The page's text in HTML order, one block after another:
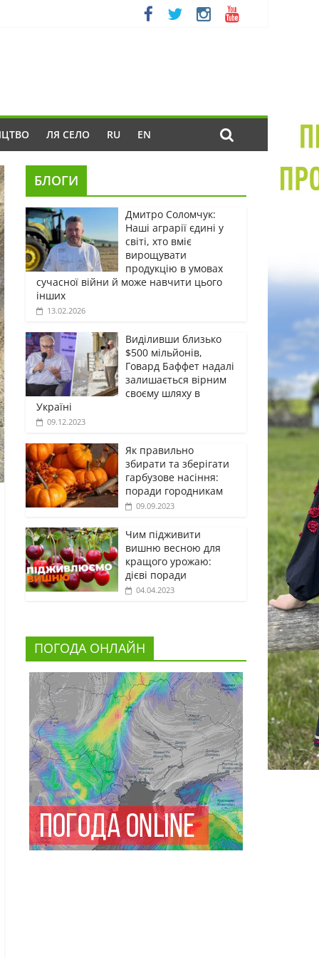
ЛЯ СЕЛО RU EN
БЛОГИ
Дмитро Соломчук:
Наші аграрії єдині у
світі, хто вміє
вирощувати
продукцію в умовах
сучасної війни й може навчити цього
інших
13.02.2026
Виділивши близько
$500 мільйонів,
Говард Баффет надалі
залишається вірним
своєму шляху в
Україні
09.12.2023
Як правильно
збирати та зберігати
гарбузове насіння:
поради городникам
09.09.2023
Чим підживити
вишню весною для
кращого урожаю:
дієві поради
04.04.2023
ПОГОДА ОНЛАЙН